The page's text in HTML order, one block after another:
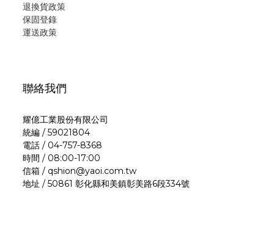
退換貨政策
保固登錄
運送政策
聯絡我們
耀億工業股份有限公司
統編 / 59021804
電話 / 04-757-8368
時間 / 08:00-17:00
信箱 / qshion@yaoi.com.tw
地址 / 50861 彰化縣和美鎮彰美路6段334號